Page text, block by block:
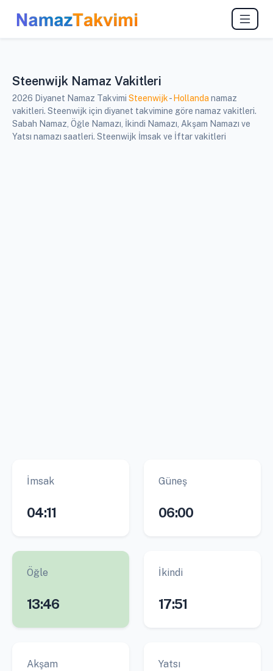
Steenwijk Namaz Vakitleri
2026 Diyanet Namaz Takvimi Steenwijk- Hollanda namaz
vakitleri. Steenwijk için diyanet takvimine göre namaz vakitleri.
Sabah Namaz, Öğle Namazı, İkindi Namazı, Akşam Namazı ve
Yatsı namazı saatleri. Steenwijk İmsak ve İftar vakitleri
İmsak
04:11
Güneş
06:00
Öğle
13:46
İkindi
17:51
Akşam Yatsı